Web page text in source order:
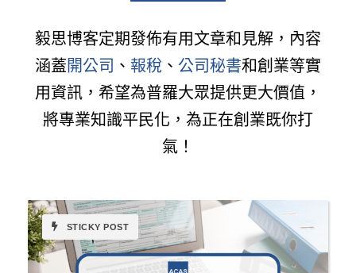
毅思博客定期發佈有用文章和見解，內容
涵蓋開公司 、 報稅 、 公司秘書和創業等實
用資訊，希望為普羅大眾提供更大價值，
將專業知識平民化，為正在創業既你打
氣！
STICKY POST